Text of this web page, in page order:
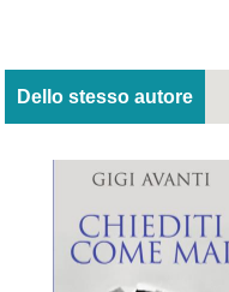
Dello stesso autore